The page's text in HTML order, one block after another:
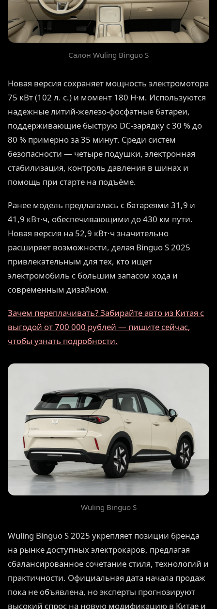
Салон Wuling Binguo S
Новая версия сохраняет мощность электромотора
75 кВт (102 л. с.) и момент 180 Н·м. Используются
надёжные литий-железо-фосфатные батареи,
поддерживающие быструю DC-зарядку с 30 % до
80 % примерно за 35 минут. Среди систем
безопасности — четыре подушки, электронная
стабилизация, контроль давления в шинах и
помощь при старте на подъёме.
Ранее модель предлагалась с батареями 31,9 и
41,9 кВт·ч, обеспечивающими до 430 км пути.
Новая версия на 52,9 кВт·ч значительно
расширяет возможности, делая Binguo S 2025
привлекательным для тех, кто ищет
электромобиль с большим запасом хода и
современным дизайном.
Зачем переплачивать? Забирайте авто из Китая с
выгодой от 700 000 рублей — пишите сейчас,
чтобы узнать подробности.
Wuling Binguo S
Wuling Binguo S 2025 укрепляет позиции бренда
на рынке доступных электрокаров, предлагая
сбалансированное сочетание стиля, технологий и
практичности. Официальная дата начала продаж
пока не объявлена, но эксперты прогнозируют
высокий спрос на новую модификацию в Китае и